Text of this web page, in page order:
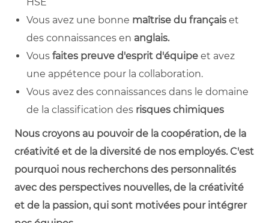
HSE
Vous avez une bonne maîtrise du français et
des connaissances en anglais.
Vous faites preuve d'esprit d'équipe et avez
une appétence pour la collaboration.
Vous avez des connaissances dans le domaine
de la classification des risques chimiques
Nous croyons au pouvoir de la coopération, de la
créativité et de la diversité de nos employés. C'est
pourquoi nous recherchons des personnalités
avec des perspectives nouvelles, de la créativité
et de la passion, qui sont motivées pour intégrer